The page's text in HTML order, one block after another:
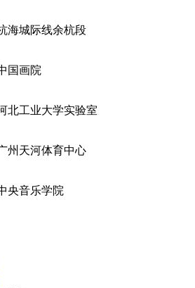
海城际线余杭段
国画院
北工业大学实验室
州天河体育中心
央音乐学院